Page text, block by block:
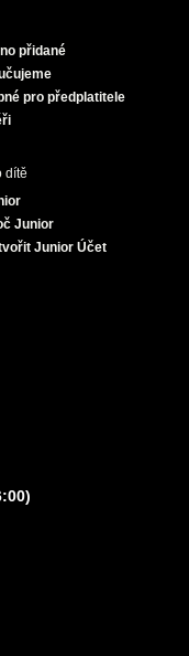
přidané
pro předplatitele
dítě
Junior
Junior Účet